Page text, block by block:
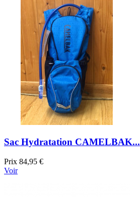
Sac Hydratation CAMELBAK...
Prix 84,95 €
Voir